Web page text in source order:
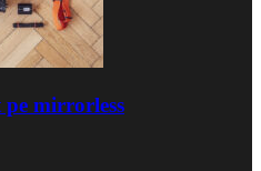
pe mirrorless